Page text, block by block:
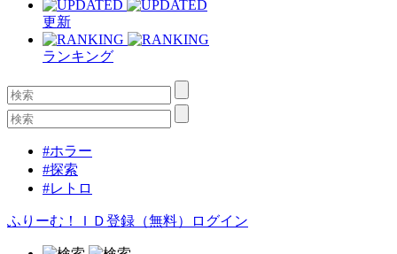
更新
ランキング
#ホラー
#探索
#レトロ
ふりーむ！ＩＤ登録（無料） ログイン